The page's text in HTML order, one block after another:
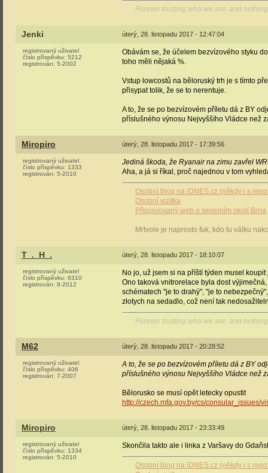
Forever trusting who we are, and
Jenki úterý, 28. listopadu 2017 - 12:47:04
registrovaný uživatel
číslo příspěvku: 5212
registrován: 5-2002
Obávám se, že účelem bezvízového styku
toho měli nějaká %.
Vstup lowcostů na běloruský trh je s tímto
přisypat tolik, že se to nerentuje.
A to, že se po bezvízovém příletu dá z BY
příslušného výnosu Nejvyššího Vládce než
Miropiro úterý, 28. listopadu 2017 - 17:39:56
registrovaný uživatel
číslo příspěvku: 1333
registrován: 5-2010
Jediná škoda, že Ryanair na zimu zavřel
Aha, a já si říkal, proč najednou v tom
Osobní blog na iDNES.cz (někdy i s
Osobní vizitka
Připravovaný web o severním okolí Brna
Mrtvole je naprosto fuk, kdo tu válku
T_._H_. úterý, 28. listopadu 2017 - 18:10:07
registrovaný uživatel
číslo příspěvku: 6310
registrován: 8-2012
No jo, už jsem si na příští týden musel
Ono taková vnitrorelace byla dost
schématech "je to drahý", "je to
złotych na sedadlo, což není tak
Forever trusting who we are, and
M62 úterý, 28. listopadu 2017 - 20:28:52
registrovaný uživatel
číslo příspěvku: 406
registrován: 7-2007
A to, že se po bezvízovém příletu dá z BY
příslušného výnosu Nejvyššího Vládce než
Bělorusko se musí opět letecky opustit
http://czech.mfa.gov.by/cs/consular_issues/
Miropiro úterý, 28. listopadu 2017 - 23:33:49
registrovaný uživatel
číslo příspěvku: 1334
registrován: 5-2010
Skončila takto ale i linka z Varšavy do
Osobní blog na iDNES.cz (někdy i s